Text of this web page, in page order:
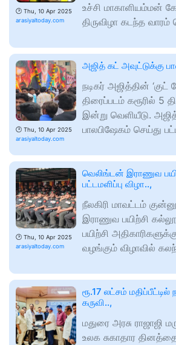
🕑 Thu, 10 Apr 2025
arasiyaltoday.com
உச்சி மாகாளியம்மன்
திருவிழா கடந்த
🕑 Thu, 10 Apr 2025
arasiyaltoday.com
அஜித் கட் அவுட்டுக்கு
நடிகர் அஜித்தின் ‘குட்
திரைப்படம் கரூரில் 5
இன்று வெளியீடு.
பாலபிஷேகம் செய்து
🕑 Thu, 10 Apr 2025
arasiyaltoday.com
வெலிங்டன் இராணுவ
பட்டமளிப்பு விழா..,
நீலகிரி மாவட்டம்
இராணுவ பயிற்சி
பயிற்சி
வழங்கும் விழாவில்
ரூ.17 லட்சம்
கருவி..,
மதுரை அரசு ராஜாஜி
உலக சுகாதார